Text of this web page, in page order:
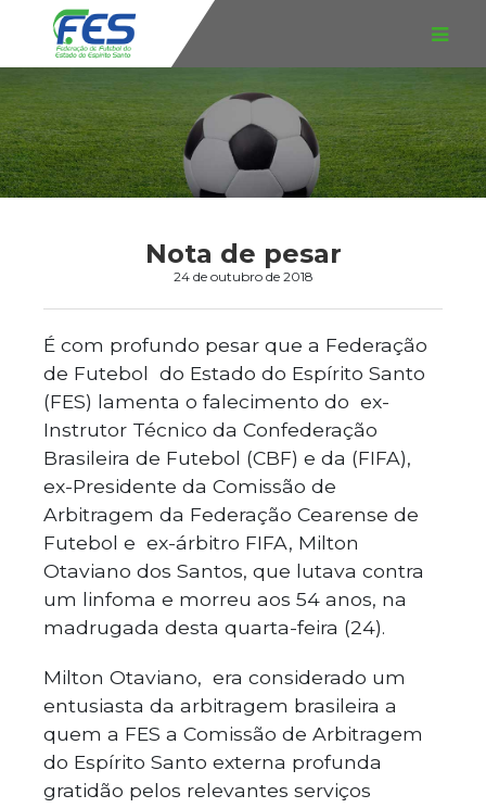
Nota de pesar
24 de outubro de 2018
É com profundo pesar que a Federação
de Futebol do Estado do Espírito Santo
(FES) lamenta o falecimento do ex-
Instrutor Técnico da Confederação
Brasileira de Futebol (CBF) e da (FIFA),
ex-Presidente da Comissão de
Arbitragem da Federação Cearense de
Futebol e ex-árbitro FIFA, Milton
Otaviano dos Santos, que lutava contra
um linfoma e morreu aos 54 anos, na
madrugada desta quarta-feira (24).
Milton Otaviano, era considerado um
entusiasta da arbitragem brasileira a
quem a FES a Comissão de Arbitragem
do Espírito Santo externa profunda
gratidão pelos relevantes serviços